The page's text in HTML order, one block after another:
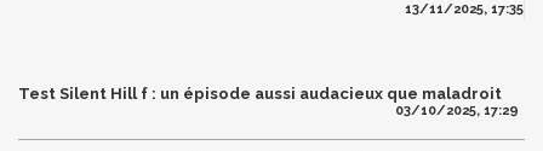
13/11/2025, 17:35
Test Silent Hill f : un épisode aussi audacieux que maladroit
03/10/2025, 17:29